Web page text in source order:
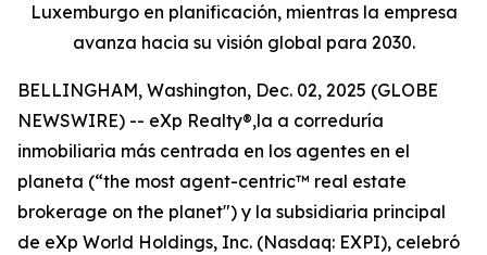
Luxemburgo en planificación, mientras la empresa
avanza hacia su visión global para 2030.
BELLINGHAM, Washington, Dec. 02, 2025 (GLOBE
NEWSWIRE) -- eXp Realty®,la a correduría
inmobiliaria más centrada en los agentes en el
planeta (“the most agent-centric™ real estate
brokerage on the planet") y la subsidiaria principal
de eXp World Holdings, Inc. (Nasdaq: EXPI), celebró